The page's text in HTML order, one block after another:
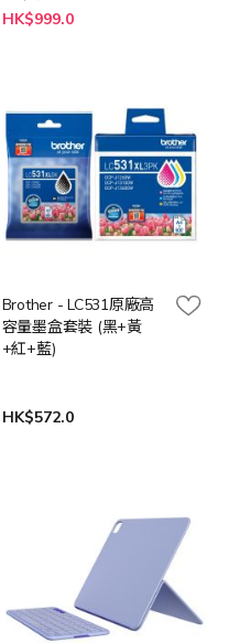
特
殊
HK$999.0
Brother - LC531原廠高
容量墨盒套裝 (黑+黃
+紅+藍)
HK$572.0